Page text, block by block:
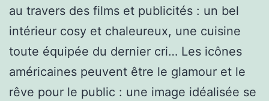
au travers des films et publicités : un bel
intérieur cosy et chaleureux, une cuisine
toute équipée du dernier cri… Les icônes
américaines peuvent être le glamour et le
rêve pour le public : une image idéalisée se